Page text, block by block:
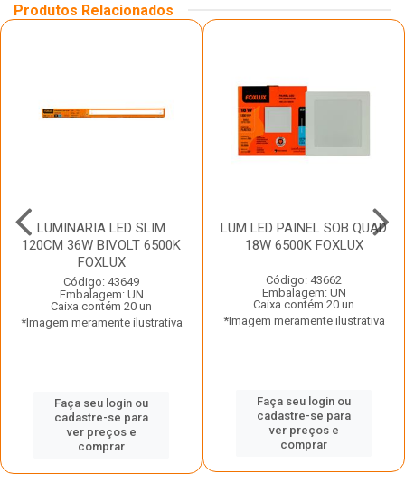
Produtos Relacionados
LUMINARIA LED SLIM
120CM 36W BIVOLT 6500K
FOXLUX
Código: 43649
Embalagem: UN
Caixa contém 20 un
*Imagem meramente ilustrativa
Faça seu login ou
cadastre-se para
ver preços e
comprar
LUM LED PAINEL SOB QUAD
18W 6500K FOXLUX
Código: 43662
Embalagem: UN
Caixa contém 20 un
*Imagem meramente ilustrativa
Faça seu login ou
cadastre-se para
ver preços e
comprar